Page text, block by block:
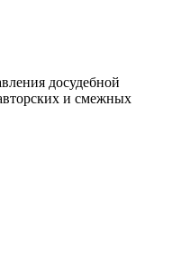
досудебной
и смежных